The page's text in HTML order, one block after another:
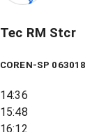
Tec RM Stcr
COREN-SP 063018
14:36
15:48
16:12